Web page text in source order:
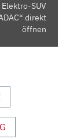
SUV
direkt
öffnen